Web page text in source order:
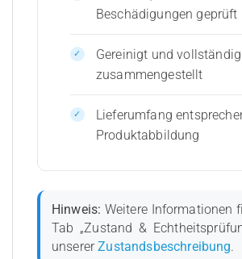
Beschädigungen geprüft
Gereinigt und vollständig
zusammengestellt
Lieferumfang
Produktabbildung
Hinweis: Weitere Informationen
Tab „Zustand &
unsererZustandsbeschreibung.